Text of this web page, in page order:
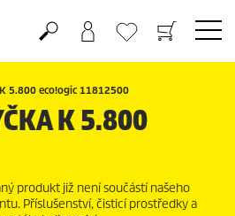
K 5.800 eco!ogic 11812500
K 5.800
produkt již není součástí našeho
Příslušenství, čisticí prostředky a